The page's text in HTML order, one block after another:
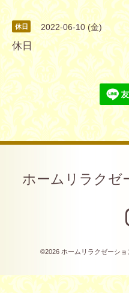
休日 2022-06-10 (金)
休日
ホームリラクゼ
©2026 ホームリラクゼーショ